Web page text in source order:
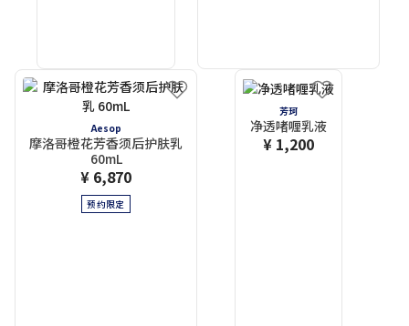
Aesop
摩洛哥橙花芳香须后护肤乳
60mL
¥ 6,870
预约限定
芳珂
净透啫喱乳液
¥ 1,200